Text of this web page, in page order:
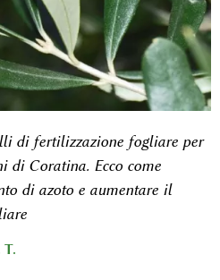
di fertilizzazione fogliare per
di Coratina. Ecco come
di azoto e aumentare il
T.